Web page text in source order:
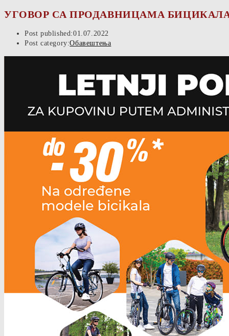
УГОВОР СА ПРОДАВНИЦАМА БИЦИКАЛА
Post published:01.07.2022
Post category:Обавештења